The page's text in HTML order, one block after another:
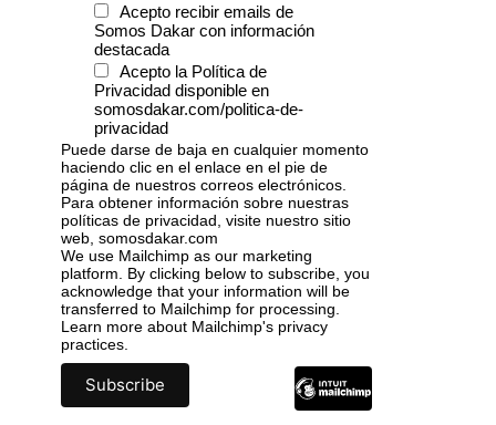
Acepto recibir emails de
Somos Dakar con información
destacada
Acepto la Política de
Privacidad disponible en
somosdakar.com/politica-de-
privacidad
Puede darse de baja en cualquier momento
haciendo clic en el enlace en el pie de
página de nuestros correos electrónicos.
Para obtener información sobre nuestras
políticas de privacidad, visite nuestro sitio
web, somosdakar.com
We use Mailchimp as our marketing
platform. By clicking below to subscribe, you
acknowledge that your information will be
transferred to Mailchimp for processing.
Learn more about Mailchimp's privacy
practices.